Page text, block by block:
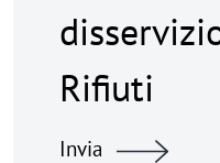
Rifiuti
Invia